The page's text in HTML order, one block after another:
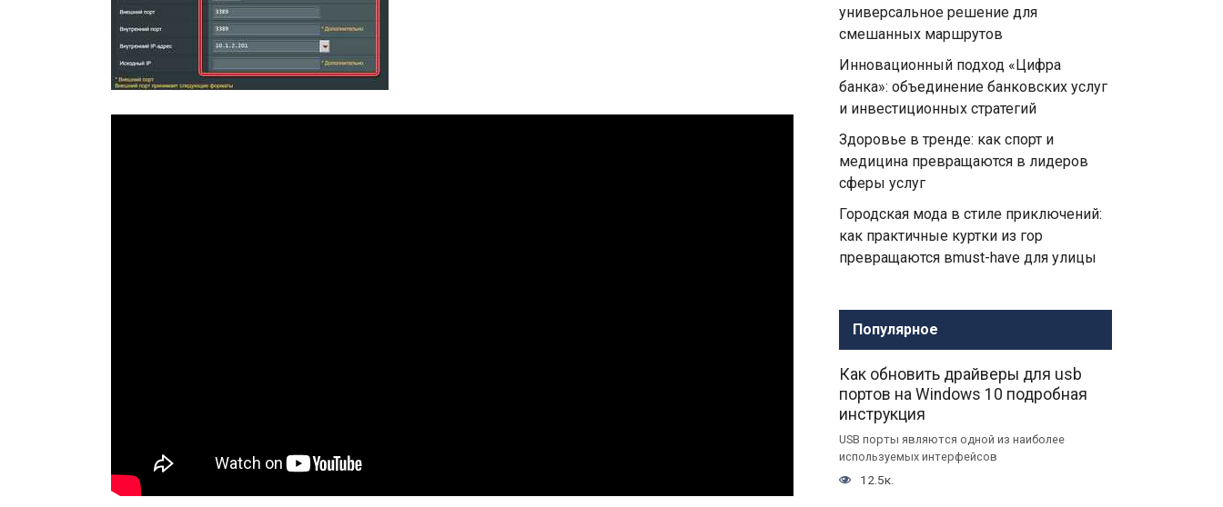
универсальное решение для
смешанных маршрутов
Инновационный подход «Цифра
банка»: объединение банковских услуг
и инвестиционных стратегий
Здоровье в тренде: как спорт и
медицина превращаются в лидеров
сферы услуг
Городская мода в стиле приключений:
как практичные куртки из гор
превращаются вmust-have для улицы
Популярное
Как обновить драйверы для usb
портов на Windows 10 подробная
инструкция
USB порты являются одной из наиболее
используемых интерфейсов
12.5к.